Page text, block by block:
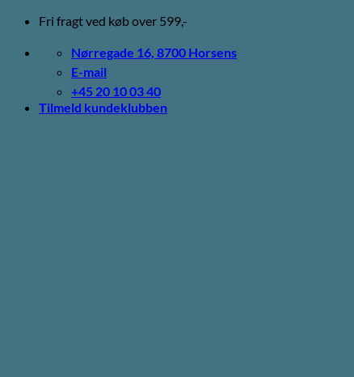
Fortsæt
indhold
Fri fragt ved køb over 599,-
Nørregade 16, 8700 Horsens
E-mail
+45 20 10 03 40
Tilmeld kundeklubben